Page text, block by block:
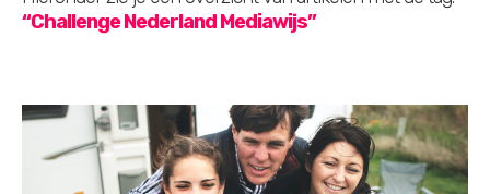
“Challenge Nederland Mediawijs”